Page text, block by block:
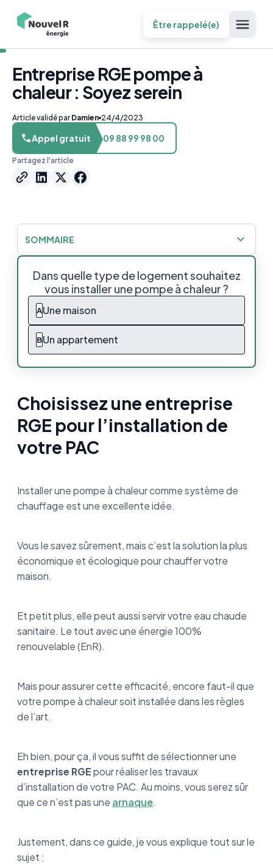
Être rappelé(e)
Entreprise RGE pompe à
chaleur : Soyez serein
Article validé par Damien 24/4/2023
Appel gratuit 09 88 99 98 00
Partagez l'article
Dans quelle type de logement souhaitez
vous installer une pompe à chaleur ?
AUne maison
BUn appartement
Choisissez une entreprise
RGE pour l’installation de
votre PAC
Installer une pompe à chaleur comme système de
chauffage est une excellente idée.
Vous le savez sûrement, mais c’est la solution la plus
économique et écologique pour chauffer votre
maison.
Et petit plus, elle peut aussi servir votre eau chaude
sanitaire. Le tout avec une énergie 100%
renouvelable (EnR).
Mais pour assurer cette efficacité, encore faut-il que
votre pompe à chaleur soit installée dans les règles
de l’art.
Eh bien, pour ça, il vous suffit de sélectionner une
entreprise RGEpour réaliser les travaux
d’installation de votre PAC. Au moins, vous serez sûr
que ce n’est pas une arnaque.
Justement, dans ce guide, je vous explique tout sur le
sujet :
SOMMAIRE
l’installation de votre PAC
Qu’est-ce que la certification RGE ?
Pourquoi faire appel à une entreprise RGE
pour l’installation de sa pompe à chaleur ?
En résumé